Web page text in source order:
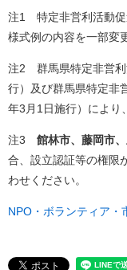
注1 特定非営利活動促
様式例の内容を一部変
注2 群馬県特定非営利
行）及び群馬県特定非
年3月1日施行）により
注3 館林市、藤岡市
合、設立認証等の権限
わせください。
NPO・ボランティア・